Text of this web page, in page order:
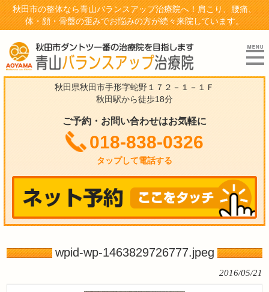
秋田市の整体なら青山バランスアップ治療院へ！肩こり、腰痛、
体・顔・骨盤の歪みでお悩みの方が続々来院しています。
秋田県秋田市手形字蛇野１７２－１－１Ｆ
秋田駅から徒歩18分
ご予約・お問い合わせはお気軽に
018-838-0326
タップして電話する
wpid-wp-1463829726777.jpeg
2016/05/21